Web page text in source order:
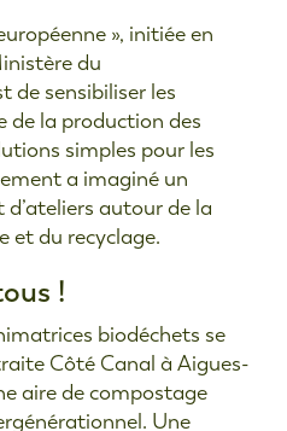
», initiée en
du
de sensibiliser les
de la production des
simples pour les
a imaginé un
autour de la
et du recyclage.
!
biodéchets se
Côté Canal à Aigues-
aire de compostage
Une